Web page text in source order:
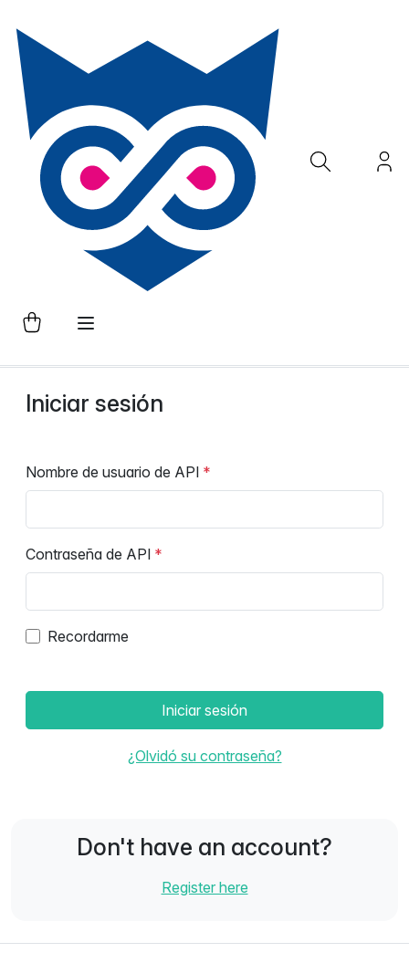
Iniciar sesión
Nombre de usuario de API
Contraseña de API
Recordarme
Iniciar sesión
¿Olvidó su contraseña?
Don't have an account?
Register here